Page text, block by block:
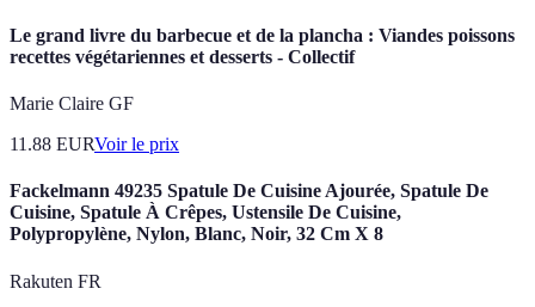
Le grand livre du barbecue et de la plancha : Viandes poissons
recettes végétariennes et desserts - Collectif
Marie Claire GF
11.88 EURVoir le prix
Fackelmann 49235 Spatule De Cuisine Ajourée, Spatule De
Cuisine, Spatule À Crêpes, Ustensile De Cuisine,
Polypropylène, Nylon, Blanc, Noir, 32 Cm X 8
Rakuten FR